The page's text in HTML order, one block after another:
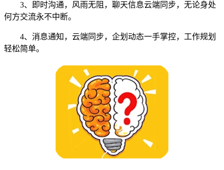
3、即时沟通，风雨无阻，聊天信息云端同步，无论身处
何方交流永不中断。
4、消息通知，云端同步，企划动态一手掌控，工作规划
轻松简单。